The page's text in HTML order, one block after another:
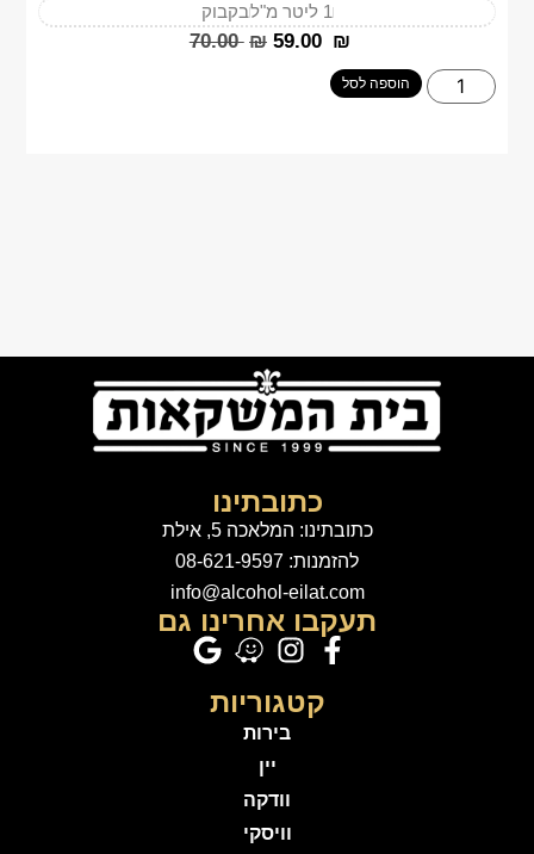
1 ליטר מ"ל בקבוק
‎70.00 ₪ ‎59.00 ₪
הוספה לסל
כתובתינו
כתובתינו: המלאכה 5, אילת
להזמנות: 08-621-9597
info@alcohol-eilat.com
תעקבו אחרינו גם
קטגוריות
בירות
יין
וודקה
וויסקי